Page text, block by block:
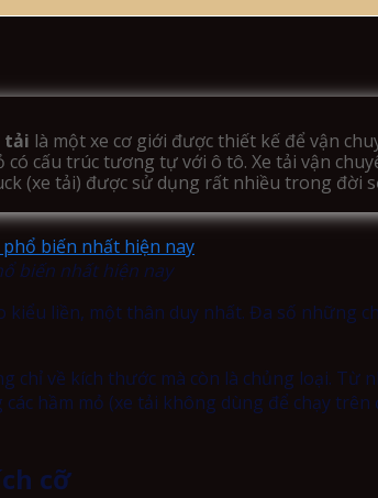
tải là một xe cơ giới được thiết kế để vận
có cấu trúc tương tự với ô tô. Xe tải vận
(xe tải) được sử dụng rất nhiều trong đời
biến nhất hiện nay
liền, một thân duy nhất. Đa số những
về kích thước mà còn là chủng loại. Từ
hầm mỏ (xe tải không dùng để chạy
cỡ